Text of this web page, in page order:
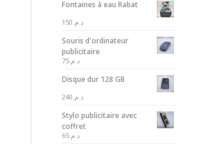
Fontaines à eau Rabat
د.م. 150
Souris d'ordinateur
publicitaire
د.م. 75
Disque dur 128 GB
د.م. 240
Stylo publicitaire avec
coffret
د.م. 65